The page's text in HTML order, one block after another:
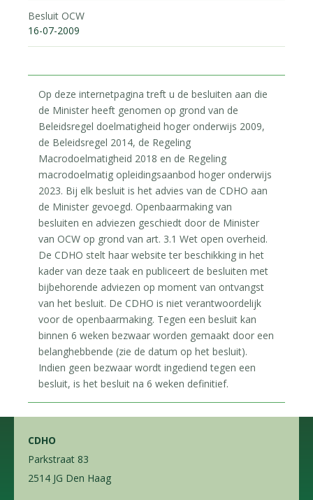
Besluit OCW
16-07-2009
Op deze internetpagina treft u de besluiten aan die
de Minister heeft genomen op grond van de
Beleidsregel doelmatigheid hoger onderwijs 2009,
de Beleidsregel 2014, de Regeling
Macrodoelmatigheid 2018 en de Regeling
macrodoelmatig opleidingsaanbod hoger onderwijs
2023. Bij elk besluit is het advies van de CDHO aan
de Minister gevoegd. Openbaarmaking van
besluiten en adviezen geschiedt door de Minister
van OCW op grond van art. 3.1 Wet open overheid.
De CDHO stelt haar website ter beschikking in het
kader van deze taak en publiceert de besluiten met
bijbehorende adviezen op moment van ontvangst
van het besluit. De CDHO is niet verantwoordelijk
voor de openbaarmaking. Tegen een besluit kan
binnen 6 weken bezwaar worden gemaakt door een
belanghebbende (zie de datum op het besluit).
Indien geen bezwaar wordt ingediend tegen een
besluit, is het besluit na 6 weken definitief.
CDHO
Parkstraat 83
2514 JG Den Haag